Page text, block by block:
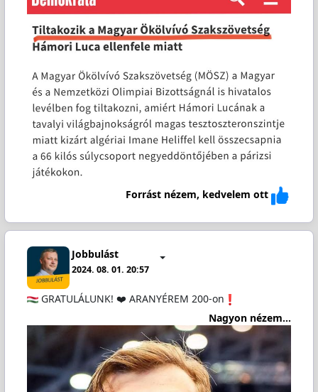
Forrást nézem, kedvelem ott
Jobbulást
2024. 08. 01. 20:57
GRATULÁLUNK! ❤️ ARANYÉREM 200-on
Nagyon nézem...